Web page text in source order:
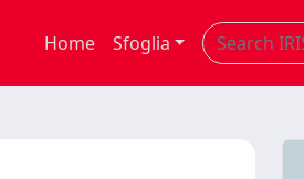
Home Sfoglia